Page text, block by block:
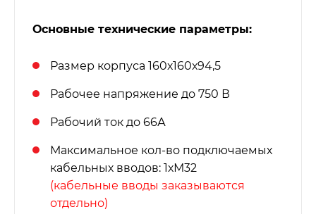
Основные технические параметры:
Размер корпуса 160х160х94,5
Рабочее напряжение до 750 В
Рабочий ток до 66А
Максимальное кол-во подключаемых
кабельных вводов: 1хМ32
(кабельные вводы заказываются
отдельно)